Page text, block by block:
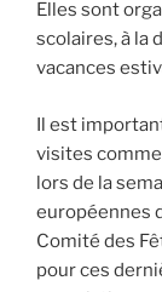
Elles sont
scolaires, à la
vacances
Il est
visites
lors de la
européennes
Comité des
pour ces